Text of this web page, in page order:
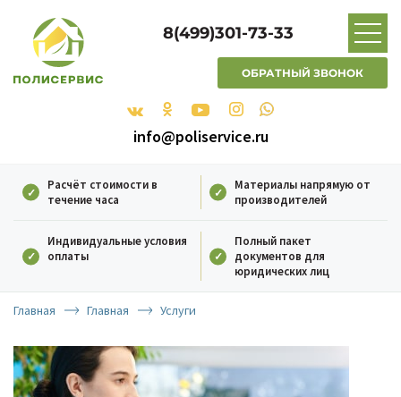
8(499)301-73-33
ОБРАТНЫЙ ЗВОНОК
info@poliservice.ru
Расчёт стоимости в
течение часа
Материалы напрямую от
производителей
Индивидуальные условия
оплаты
Полный пакет
документов для
юридических лиц
Главная Главная Услуги